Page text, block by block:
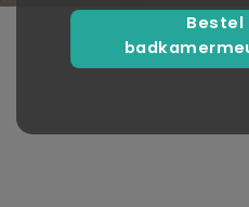
Bestel